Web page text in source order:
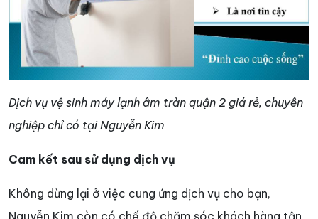
Dịch vụ vệ sinh máy lạnh âm tràn quận 2 giá rẻ, chuyên
nghiệp chỉ có tại Nguyễn Kim
Cam kết sau sử dụng dịch vụ
Không dừng lại ở việc cung ứng dịch vụ cho bạn,